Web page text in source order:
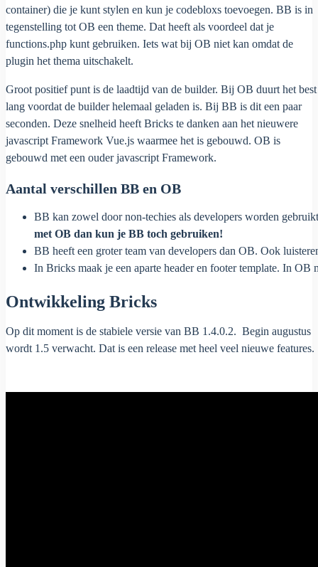
container) die je kunt stylen en kun je codebloxs toevoegen. BB is in
tegenstelling tot OB een theme. Dat heeft als voordeel dat je
functions.php kunt gebruiken. Iets wat bij OB niet kan omdat de
plugin het thema uitschakelt.
Groot positief punt is de laadtijd van de builder. Bij OB duurt het best
lang voordat de builder helemaal geladen is. Bij BB is dit een paar
seconden. Deze snelheid heeft Bricks te danken aan het nieuwere
javascript Framework Vue.js waarmee het is gebouwd. OB is
gebouwd met een ouder javascript Framework.
Aantal verschillen BB en OB
BB kan zowel door non-techies als developers worden
met OB dan kun je BB toch gebruiken!
BB heeft een groter team van developers dan OB. Ook
In Bricks maak je een aparte header en footer template. In
Ontwikkeling Bricks
Op dit moment is de stabiele versie van BB 1.4.0.2. Begin augustus
wordt 1.5 verwacht. Dat is een release met heel veel nieuwe features.